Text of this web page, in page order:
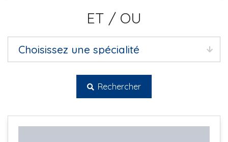
ET / OU
Rechercher